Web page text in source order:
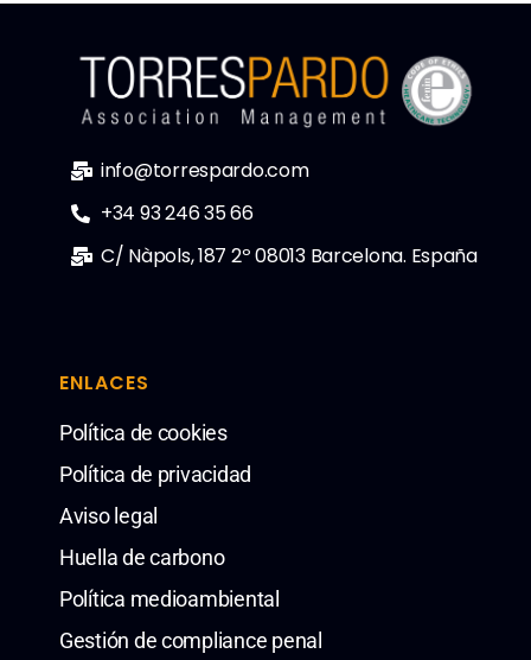
info@torrespardo.com
+34 93 246 35 66
C/ Nàpols, 187 2º 08013 Barcelona. España
ENLACES
Política de cookies
Política de privacidad
Aviso legal
Huella de carbono
Política medioambiental
Gestión de compliance penal